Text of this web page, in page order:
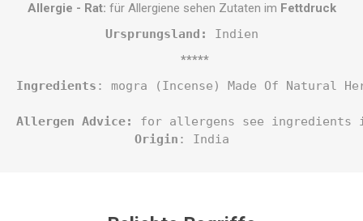
Allergie - Rat: für Allergiene sehen Zutaten im Fettdruck
Ursprungsland:
Indien
*****
Ingredients : mogra (Incense) Made Of Natural
Allergen Advice:
for allergens see
Origin : India